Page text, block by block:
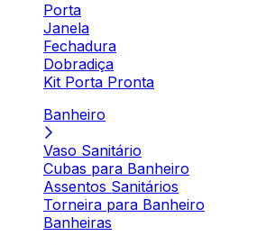
Porta
Janela
Fechadura
Dobradiça
Kit Porta Pronta
Banheiro
Vaso Sanitário
Cubas para Banheiro
Assentos Sanitários
Torneira para Banheiro
Banheiras